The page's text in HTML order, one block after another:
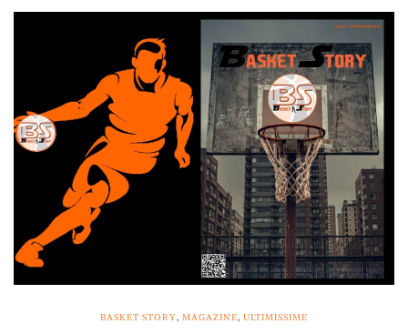
BASKET STORY, MAGAZINE, ULTIMISSIME